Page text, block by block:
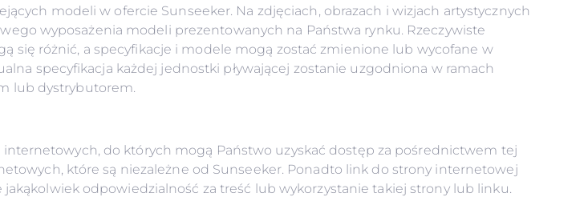
modeli w ofercie Sunseeker. Na zdjęciach, obrazach i wizjach artystycznych
wyposażenia modeli prezentowanych na Państwa rynku. Rzeczywiste
się różnić, a specyfikacje i modele mogą zostać zmienione lub wycofane w
specyfikacja każdej jednostki pływającej zostanie uzgodniona w ramach
lub dystrybutorem.
do których mogą Państwo uzyskać dostęp za pośrednictwem tej
które są niezależne od Sunseeker. Ponadto link do strony internetowej
odpowiedzialność za treść lub wykorzystanie takiej strony lub linku.